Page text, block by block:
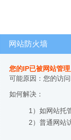
网站防火墙
您的IP已被网站管
可能原因：您的访
如何解决：
1）如网站托
2）普通网站